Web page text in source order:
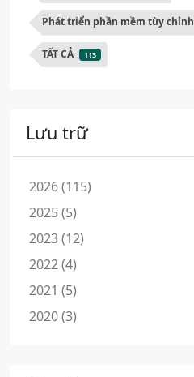
Phát triển phần mềm tùy chỉnh
TẤT CẢ 113
Lưu trữ
2026 (115)
2025 (5)
2023 (12)
2022 (4)
2021 (5)
2020 (3)